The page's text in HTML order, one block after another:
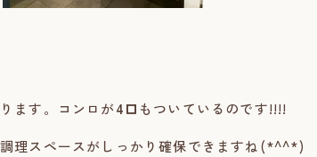
ます。コンロが4口 もついているのです!!!!
理スペースがしっかり確保できますね(*^^*)